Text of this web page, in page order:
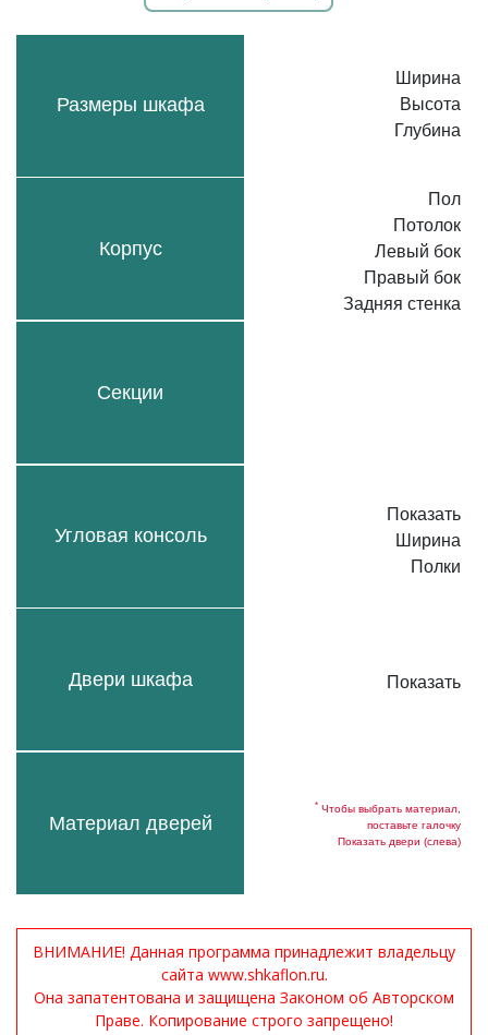
Размеры шкафа
Корпус
Секции
Угловая консоль
Двери шкафа
Материал дверей
Ширина
Высота
Глубина
Пол
Потолок
Левый бок
Правый бок
Задняя стенка
Показать
Ширина
Полки
Показать
* Чтобы выбрать материал,
поставьте галочку
Показать двери (слева)
ВНИМАНИЕ! Данная программа принадлежит владельцу
сайта www.shkaflon.ru.
Она запатентована и защищена Законом об Авторском
Праве. Копирование строго запрещено!